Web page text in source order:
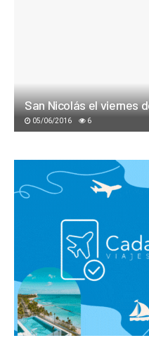
San Nicolás el viernes
05/06/2016 6